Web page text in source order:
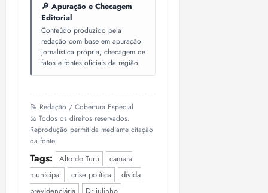
🔎 Apuração e Checagem
Editorial
Conteúdo produzido pela
redação com base em apuração
jornalística própria, checagem de
fatos e fontes oficiais da região.
📝 Redação / Cobertura Especial
⚖️ Todos os direitos reservados.
Reprodução permitida mediante citação
da fonte.
Tags: Alto do Turu
camara
municipal
crise política
dívida